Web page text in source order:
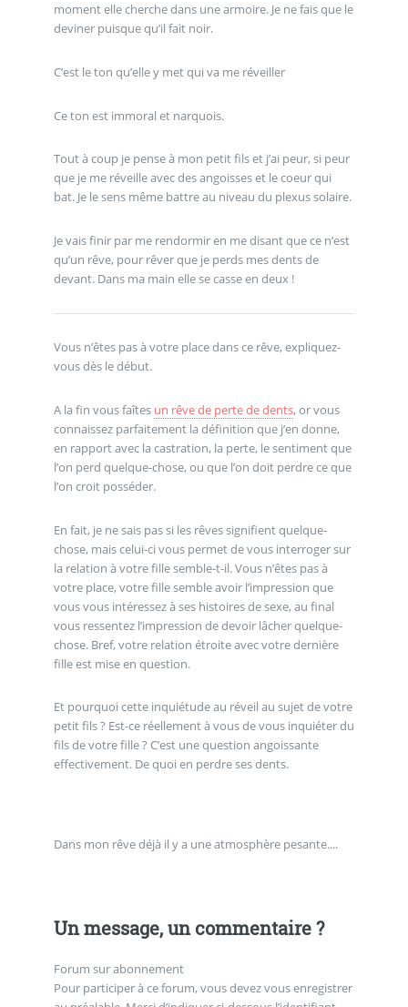
moment elle cherche dans une armoire. Je ne fais que le
deviner puisque qu’il fait noir.
C’est le ton qu’elle y met qui va me réveiller
Ce ton est immoral et narquois.
Tout à coup je pense à mon petit fils et j’ai peur, si peur
que je me réveille avec des angoisses et le coeur qui
bat. Je le sens même battre au niveau du plexus solaire.
Je vais finir par me rendormir en me disant que ce n’est
qu’un rêve, pour rêver que je perds mes dents de
devant. Dans ma main elle se casse en deux !
Vous n’êtes pas à votre place dans ce rêve, expliquez-
vous dès le début.
A la fin vous faîtes un rêve de perte de dents, or vous
connaissez parfaitement la définition que j’en donne,
en rapport avec la castration, la perte, le sentiment que
l’on perd quelque-chose, ou que l’on doit perdre ce que
l’on croit posséder.
En fait, je ne sais pas si les rêves signifient quelque-
chose, mais celui-ci vous permet de vous interroger sur
la relation à votre fille semble-t-il. Vous n’êtes pas à
votre place, votre fille semble avoir l’impression que
vous vous intéressez à ses histoires de sexe, au final
vous ressentez l’impression de devoir lâcher quelque-
chose. Bref, votre relation étroite avec votre dernière
fille est mise en question.
Et pourquoi cette inquiétude au réveil au sujet de votre
petit fils ? Est-ce réellement à vous de vous inquiéter du
fils de votre fille ? C’est une question angoissante
effectivement. De quoi en perdre ses dents.
Dans mon rêve déjà il y a une atmosphère pesante....
Un message, un commentaire ?
Forum sur abonnement
Pour participer à ce forum, vous devez vous enregistrer